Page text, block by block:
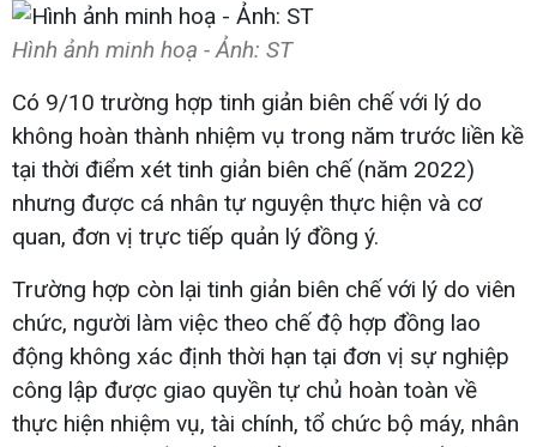
Hình ảnh minh hoạ - Ảnh: ST
Có 9/10 trường hợp tinh giản biên chế với lý do
không hoàn thành nhiệm vụ trong năm trước liền kề
tại thời điểm xét tinh giản biên chế (năm 2022)
nhưng được cá nhân tự nguyện thực hiện và cơ
quan, đơn vị trực tiếp quản lý đồng ý.
Trường hợp còn lại tinh giản biên chế với lý do viên
chức, người làm việc theo chế độ hợp đồng lao
động không xác định thời hạn tại đơn vị sự nghiệp
công lập được giao quyền tự chủ hoàn toàn về
thực hiện nhiệm vụ, tài chính, tổ chức bộ máy, nhân